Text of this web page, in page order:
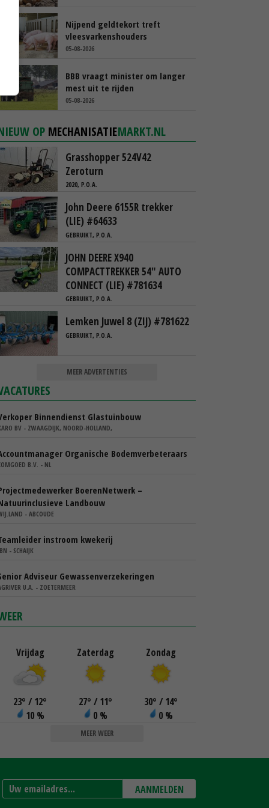
Nijpend geldtekort treft
vleesvarkenshouders
05-08-2026
BBB vraagt minister om langer
mest uit te rijden
05-08-2026
OP MECHANISATIEMARKT.NL
Grasshopper 524V42
Zeroturn
2020, P.O.A.
John Deere 6155R trekker
(LIE) #64633
GEBRUIKT, P.O.A.
JOHN DEERE X940
COMPACTTREKKER 54" AUTO
CONNECT (LIE) #781634
GEBRUIKT, P.O.A.
Lemken Juwel 8 (ZIJ) #781622
GEBRUIKT, P.O.A.
MEER ADVERTENTIES
Binnendienst Glastuinbouw
BV - ZWAAGDIJK, NOORD-HOLLAND,
Organische Bodemverbeteraars
B.V. - NL
BoerenNetwerk –
Landbouw
- ABCOUDE
instroom kwekerij
- SCHAIJK
Adviseur Gewassenverzekeringen
U.A. - ZOETERMEER
Vrijdag
23° / 12°
10 %
Zaterdag
27° / 11°
0 %
Zondag
30° / 14°
0 %
MEER WEER
AANMELDEN